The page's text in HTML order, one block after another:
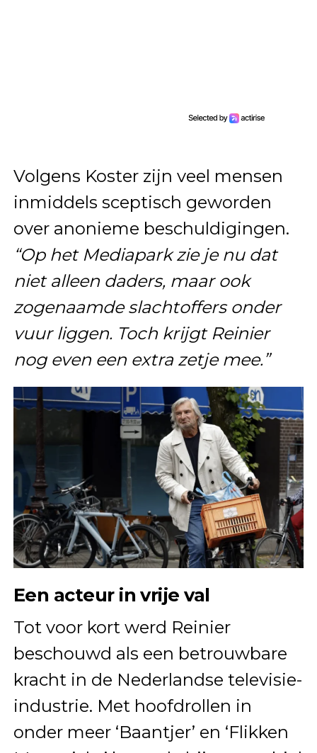
Volgens Koster zijn veel mensen
inmiddels sceptisch geworden
over anonieme beschuldigingen.
“Op het Mediapark zie je nu dat
niet alleen daders, maar ook
zogenaamde slachtoffers onder
vuur liggen. Toch krijgt Reinier
nog even een extra zetje mee.”
Een acteur in vrije val
Tot voor kort werd Reinier
beschouwd als een betrouwbare
kracht in de Nederlandse televisie-
industrie. Met hoofdrollen in
onder meer ‘Baantjer’ en ‘Flikken